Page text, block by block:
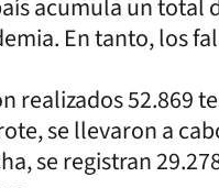
acumula un total
En tanto, los
realizados 52.869
se llevaron a
se registran